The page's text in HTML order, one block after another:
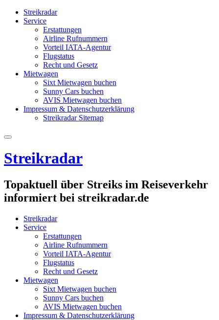
Streikradar
Service
Erstattungen
Airline Rufnummern
Vorteil IATA-Agentur
Flugstatus
Recht und Gesetz
Mietwagen
Sixt Mietwagen buchen
Sunny Cars buchen
AVIS Mietwagen buchen
Impressum & Datenschutzerklärung
Streikradar Sitemap
Streikradar
Topaktuell über Streiks im Reiseverkehr
informiert bei streikradar.de
Streikradar
Service
Erstattungen
Airline Rufnummern
Vorteil IATA-Agentur
Flugstatus
Recht und Gesetz
Mietwagen
Sixt Mietwagen buchen
Sunny Cars buchen
AVIS Mietwagen buchen
Impressum & Datenschutzerklärung